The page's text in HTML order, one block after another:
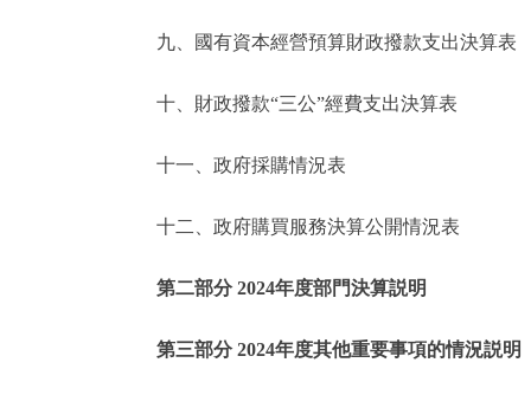
參與調查
走進北京
北京概況
綠色北京
ENGLISH
九、國有資本經營預算財政撥款支出決算表
十、財政撥款“三公”經費支出決算表
十一、政府採購情況表
十二、政府購買服務決算公開情況表
第二部分 2024年度部門決算説明
第三部分 2024年度其他重要事項的情況説明